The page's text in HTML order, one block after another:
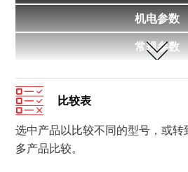
机电参数
常规参数
比较表
选中产品以比较不同的型号，或转
多产品比较。